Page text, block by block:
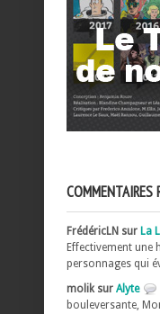
COMMENTAIRES
FrédéricLN sur La
Effectivement une
personnages qui
molik sur Alyte
bouleversante,